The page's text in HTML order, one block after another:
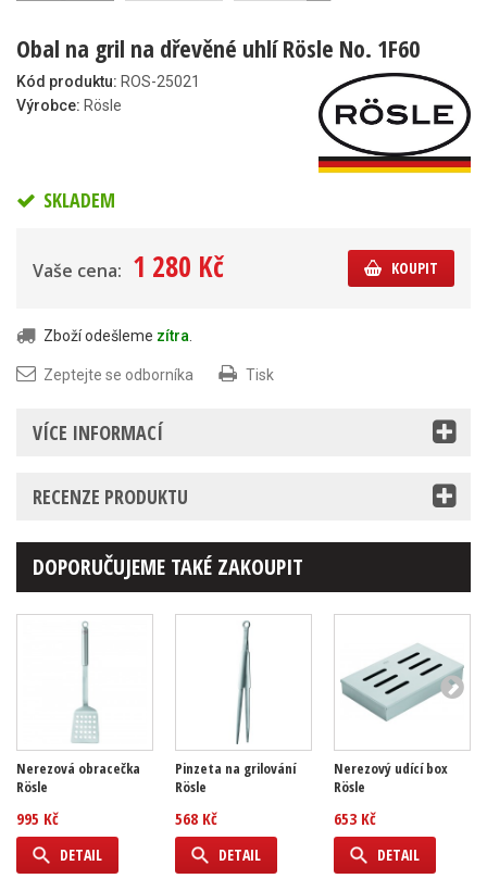
Obal na gril na dřevěné uhlí Rösle No. 1F60
Kód produktu: ROS-25021
Výrobce: Rösle
SKLADEM
Vaše cena: 1 280 Kč KOUPIT
Zboží odešleme zítra.
Zeptejte se odborníka Tisk
VÍCE INFORMACÍ
RECENZE PRODUKTU
DOPORUČUJEME TAKÉ ZAKOUPIT
Nerezová obracečka
Rösle
995 Kč
DETAIL
Pinzeta na grilování
Rösle
568 Kč
DETAIL
Nerezový udící box
Rösle
653 Kč
DETAIL